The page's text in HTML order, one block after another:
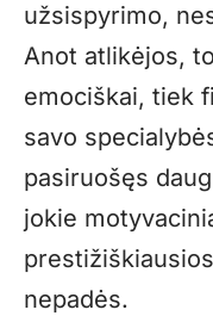
užsispyrimo,
Anot atlikėjos,
emociškai, tiek
savo
pasiruošęs
jokie
nepadės.